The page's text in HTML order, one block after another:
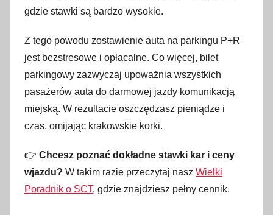
2
2
6
gdzie stawki są bardzo wysokie.
Z tego powodu zostawienie auta na parkingu P+R
jest bezstresowe i opłacalne. Co więcej, bilet
parkingowy zazwyczaj upoważnia wszystkich
pasażerów auta do darmowej jazdy komunikacją
miejską. W rezultacie oszczędzasz pieniądze i
czas, omijając krakowskie korki.
👉 Chcesz poznać dokładne stawki kar i ceny
wjazdu? W takim razie przeczytaj nasz Wielki
Poradnik o SCT, gdzie znajdziesz pełny cennik.